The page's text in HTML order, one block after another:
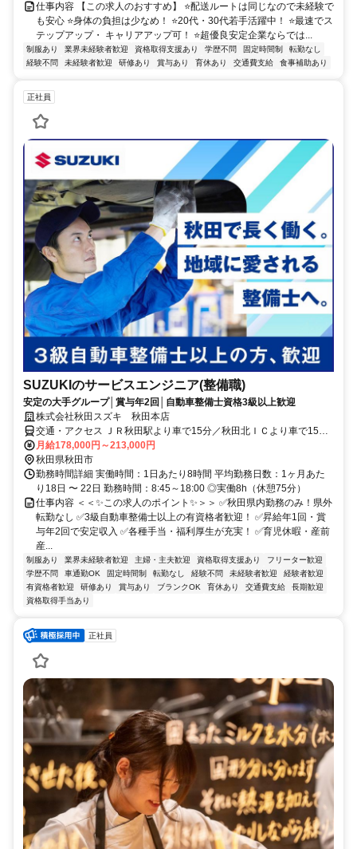
仕事内容 【この求人のおすすめ】 ⭐配送ルートは同じなので未経験で
も安心 ⭐身体の負担は少なめ！ ⭐20代・30代若手活躍中！ ⭐最速でス
テップアップ・ キャリアアップ可！ ⭐超優良安定企業ならでは...
制服あり 業界未経験者歓迎 資格取得支援あり 学歴不問 固定時間制
転勤なし
経験不問
未経験者歓迎 研修あり 賞与あり 育休あり 交通費支給 食事補助あり
正社員
SUZUKIのサービスエンジニア(整備職)
安定の大手グループ│賞与年2回│自動車整備士資格3級以上歓迎
株式会社秋田スズキ 秋田本店
交通・アクセス ＪＲ秋田駅より車で15分／秋田北ＩＣより車で15分
★マイカー通勤OK（無料駐車場完備）
月給178,000円～213,000円
秋田県秋田市
勤務時間詳細 実働時間：1日あたり8時間 平均勤務日数：1ヶ月あた
り18日 〜 22日 勤務時間：8:45～18:00 ◎実働8h（休憩75分）
仕事内容 ＜＜✨この求人のポイント✨＞＞ ✅秋田県内勤務のみ！県外
転勤なし ✅3級自動車整備士以上の有資格者歓迎！ ✅昇給年1回・賞
与年2回で安定収入 ✅各種手当・福利厚生が充実！ ✅育児休暇・産前
産...
制服あり 業界未経験者歓迎 主婦・主夫歓迎 資格取得支援あり
フリーター歓迎
学歴不問
車通勤OK 固定時間制 転勤なし 経験不問 未経験者歓迎
経験者歓迎
有資格者歓迎
研修あり 賞与あり ブランクOK 育休あり 交通費支給
長期歓迎
資格取得手当あり
正社員